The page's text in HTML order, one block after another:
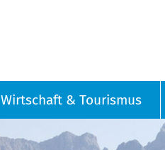
Wirtschaft & Tourismus